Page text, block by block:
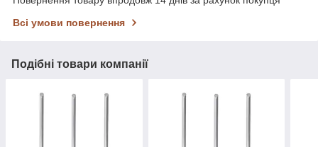
Всі умови повернення
Подібні товари компанії